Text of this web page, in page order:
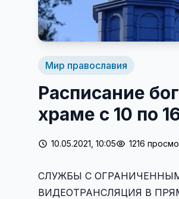
Мир православия
Расписание
храме с 10 по
10.05.2021, 10:05 1216
СЛУЖБЫ С
ВИДЕОТРАНСЛЯЦИЯ В